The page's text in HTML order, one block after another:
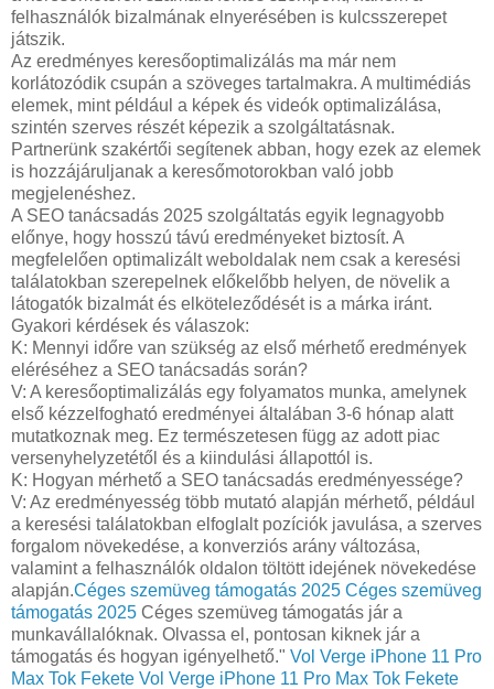
felhasználók bizalmának elnyerésében is kulcsszerepet
játszik.
Az eredményes keresőoptimalizálás ma már nem
korlátozódik csupán a szöveges tartalmakra. A multimédiás
elemek, mint például a képek és videók optimalizálása,
szintén szerves részét képezik a szolgáltatásnak.
Partnerünk szakértői segítenek abban, hogy ezek az elemek
is hozzájáruljanak a keresőmotorokban való jobb
megjelenéshez.
A SEO tanácsadás 2025 szolgáltatás egyik legnagyobb
előnye, hogy hosszú távú eredményeket biztosít. A
megfelelően optimalizált weboldalak nem csak a keresési
találatokban szerepelnek előkelőbb helyen, de növelik a
látogatók bizalmát és elköteleződését is a márka iránt.
Gyakori kérdések és válaszok:
K: Mennyi időre van szükség az első mérhető eredmények
eléréséhez a SEO tanácsadás során?
V: A keresőoptimalizálás egy folyamatos munka, amelynek
első kézzelfogható eredményei általában 3-6 hónap alatt
mutatkoznak meg. Ez természetesen függ az adott piac
versenyhelyzetétől és a kiindulási állapottól is.
K: Hogyan mérhető a SEO tanácsadás eredményessége?
V: Az eredményesség több mutató alapján mérhető, például
a keresési találatokban elfoglalt pozíciók javulása, a szerves
forgalom növekedése, a konverziós arány változása,
valamint a felhasználók oldalon töltött idejének növekedése
alapján.Céges szemüveg támogatás 2025 Céges szemüveg
támogatás 2025 Céges szemüveg támogatás jár a
munkavállalóknak. Olvassa el, pontosan kiknek jár a
támogatás és hogyan igényelhető." Vol Verge iPhone 11 Pro
Max Tok Fekete Vol Verge iPhone 11 Pro Max Tok Fekete